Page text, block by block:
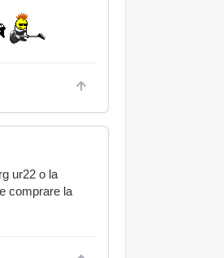
ur22 o la
comprare la